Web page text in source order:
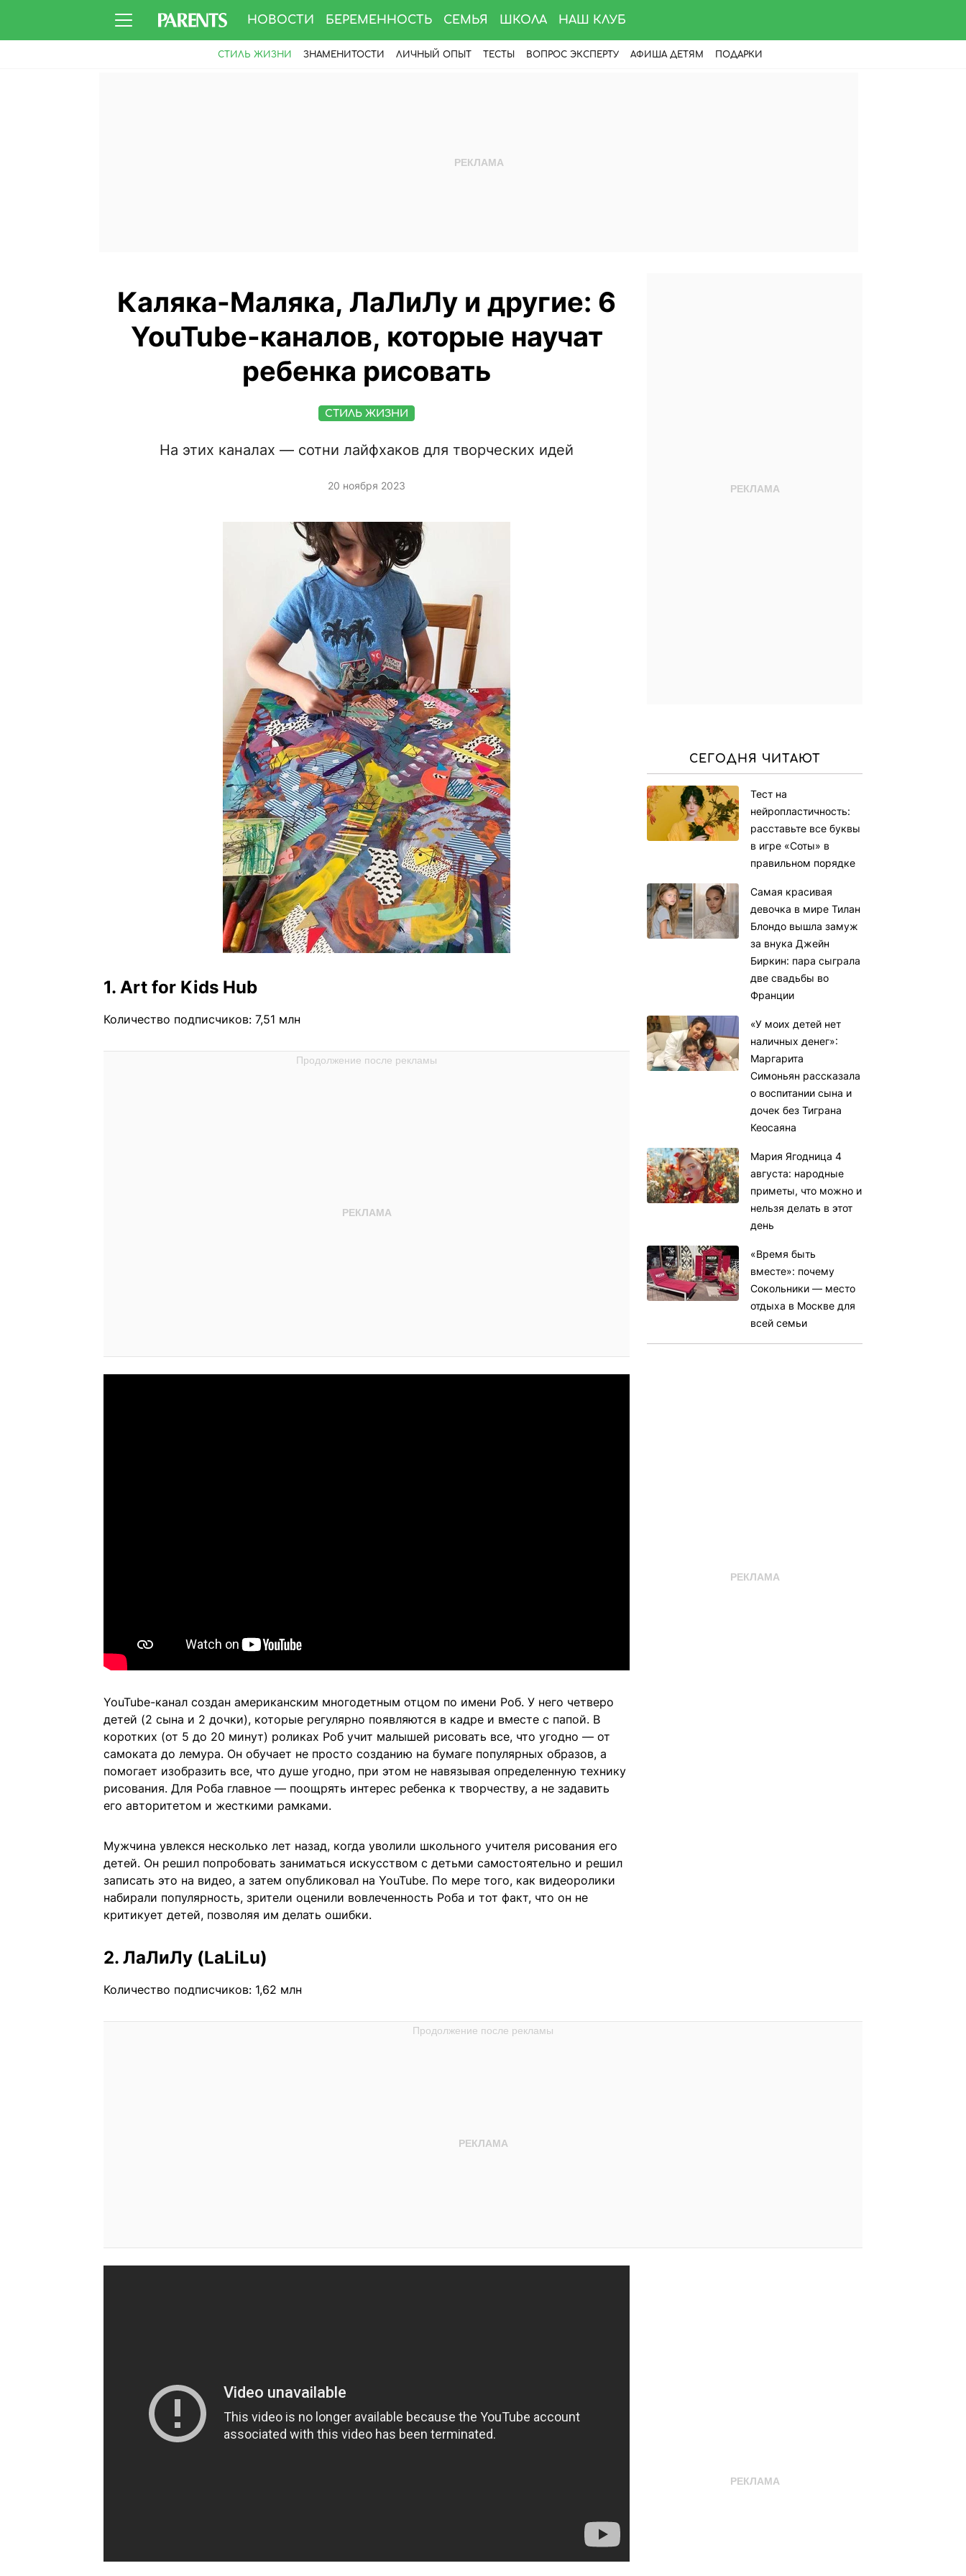
НОВОСТИ БЕРЕМЕННОСТЬ СЕМЬЯ ШКОЛА НАШ КЛУБ
СТИЛЬ ЖИЗНИ ЗНАМЕНИТОСТИ ЛИЧНЫЙ ОПЫТ ТЕСТЫ ВОПРОС ЭКСПЕРТУ АФИША ДЕТЯМ ПОДАРКИ
Каляка-Маляка, ЛаЛиЛу и другие: 6
YouTube-каналов, которые научат
ребенка рисовать
СТИЛЬ ЖИЗНИ
На этих каналах — сотни лайфхаков для творческих идей
20 ноября 2023
1. Art for Kids Hub
Количество подписчиков: 7,51 млн
YouTube-канал создан американским многодетным отцом по имени Роб. У него четверо
детей (2 сына и 2 дочки), которые регулярно появляются в кадре и вместе с папой. В
коротких (от 5 до 20 минут) роликах Роб учит малышей рисовать все, что угодно — от
самоката до лемура. Он обучает не просто созданию на бумаге популярных образов, а
помогает изобразить все, что душе угодно, при этом не навязывая определенную технику
рисования. Для Роба главное — поощрять интерес ребенка к творчеству, а не задавить
его авторитетом и жесткими рамками.
Мужчина увлекся несколько лет назад, когда уволили школьного учителя рисования его
детей. Он решил попробовать заниматься искусством с детьми самостоятельно и решил
записать это на видео, а затем опубликовал на YouTube. По мере того, как видеоролики
набирали популярность, зрители оценили вовлеченность Роба и тот факт, что он не
критикует детей, позволяя им делать ошибки.
2. ЛаЛиЛу (LaLiLu)
Количество подписчиков: 1,62 млн
СЕГОДНЯ ЧИТАЮТ
Тест на
нейропластичность:
расставьте все буквы
в игре «Соты» в
правильном порядке
Самая красивая
девочка в мире Тилан
Блондо вышла замуж
за внука Джейн
Биркин: пара сыграла
две свадьбы во
Франции
«У моих детей нет
наличных денег»:
Маргарита
Симоньян рассказала
о воспитании сына и
дочек без Тиграна
Кеосаяна
Мария Ягодница 4
августа: народные
приметы, что можно и
нельзя делать в этот
день
«Время быть
вместе»: почему
Сокольники — место
отдыха в Москве для
всей семьи